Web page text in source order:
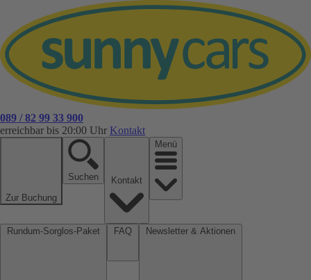
089 / 82 99 33 900
erreichbar bis 20:00 Uhr Kontakt
Zur Buchung
Suchen
Menü